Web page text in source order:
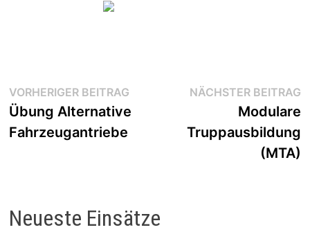
Beitragsnavigation
VORHERIGER BEITRAGVorheriger
Beitrag:
Übung Alternative
Fahrzeugantriebe
NÄCHSTER BEITRAG
Modulare
Truppausbildung
(MTA)
Neueste Einsätze